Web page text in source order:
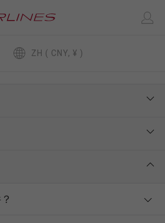
ZH ( CNY, ¥ )